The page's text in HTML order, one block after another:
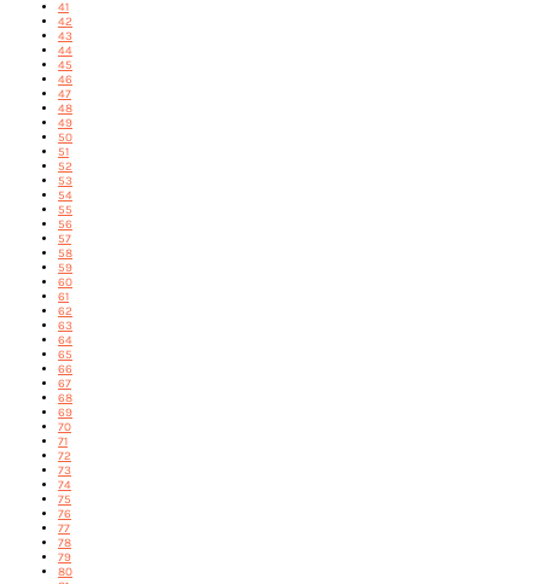
41
42
43
44
45
46
47
48
49
50
51
52
53
54
55
56
57
58
59
60
61
62
63
64
65
66
67
68
69
70
71
72
73
74
75
76
77
78
79
80